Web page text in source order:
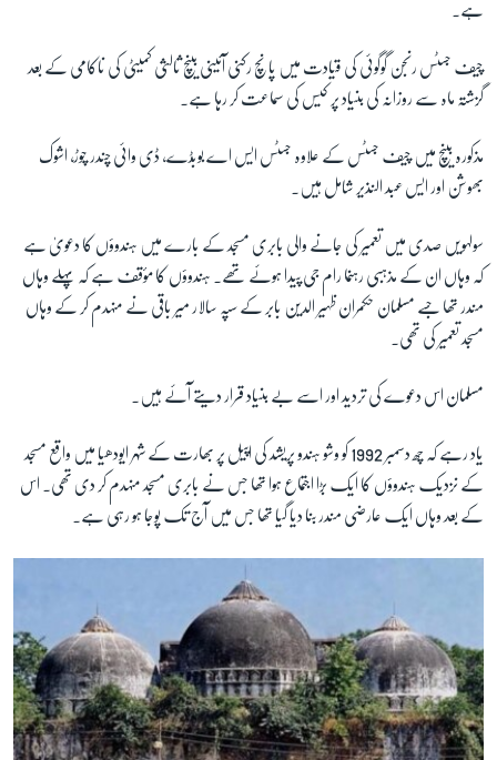
زبان
ہے۔
چیف جسٹس رنجن گوگوئی کی قیادت میں پانچ رکنی آئینی بینچ ثالثی کمیٹی کی ناکامی کے بعد
گزشتہ ماہ سے روزانہ کی بنیاد پر کیس کی سماعت کر رہا ہے۔
مذکورہ بینچ میں چیف جسٹس کے علاوہ جسٹس ایس اے بوبڈے، ڈی وائی چندر چوڑ، اشوک
بھوشن اور ایس عبد النذیر شامل ہیں۔
سولہویں صدی میں تعمیر کی جانے والی بابری مسجد کے بارے میں ہندوؤں کا دعویٰ ہے
کہ وہاں ان کے مذہبی رہنما رام جی پیدا ہوئے تھے۔ ہندوؤں کا مؤقف ہے کہ پہلے وہاں
مندر تھا جسے مسلمان حکمران ظہیر الدین بابر کے سپہ سالار میر باقی نے منہدم کر کے وہاں
مسجد تعمیر کی تھی۔
مسلمان اس دعوے کی تردید اور اسے بے بنیاد قرار دیتے آئے ہیں۔
یاد رہے کہ چھ دسمبر 1992 کو وشو ہندو پریشد کی اپیل پر بھارت کے شہر ایودھیا میں واقع مسجد
کے نزدیک ہندوؤں کا ایک بڑا اجتماع ہوا تھا جس نے بابری مسجد منہدم کر دی تھی۔ اس
کے بعد وہاں ایک عارضی مندر بنا دیا گیا تھا جس میں آج تک پوجا ہو رہی ہے۔